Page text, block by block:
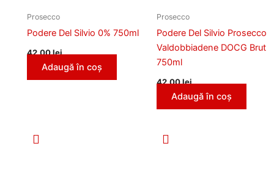
Prosecco
Podere Del Silvio 0% 750ml
42,00lei
Adaugă în coș
Prosecco
Podere Del Silvio Prosecco
Valdobbiadene DOCG Brut
750ml
42,00lei
Adaugă în coș